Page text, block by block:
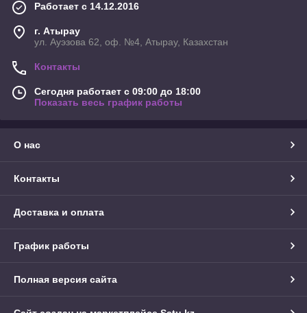
Работает с 14.12.2016
г. Атырау
ул. Ауэзова 62, оф. №4, Атырау, Казахстан
Контакты
Сегодня работает с 09:00 до 18:00
Показать весь график работы
О нас
Контакты
Доставка и оплата
График работы
Полная версия сайта